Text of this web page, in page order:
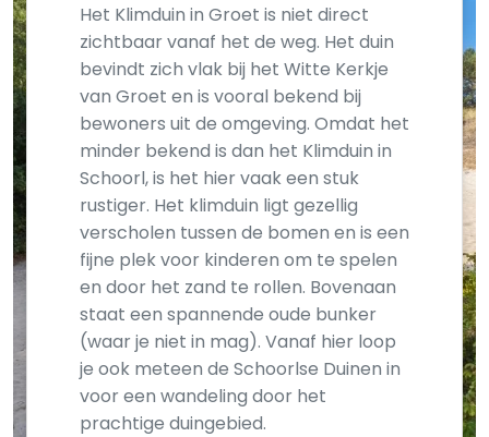
Het Klimduin in Groet is niet direct
zichtbaar vanaf het de weg. Het duin
bevindt zich vlak bij het Witte Kerkje
van Groet en is vooral bekend bij
bewoners uit de omgeving. Omdat het
minder bekend is dan het Klimduin in
Schoorl, is het hier vaak een stuk
rustiger. Het klimduin ligt gezellig
verscholen tussen de bomen en is een
fijne plek voor kinderen om te spelen
en door het zand te rollen. Bovenaan
staat een spannende oude bunker
(waar je niet in mag). Vanaf hier loop
je ook meteen de Schoorlse Duinen in
voor een wandeling door het
prachtige duingebied.